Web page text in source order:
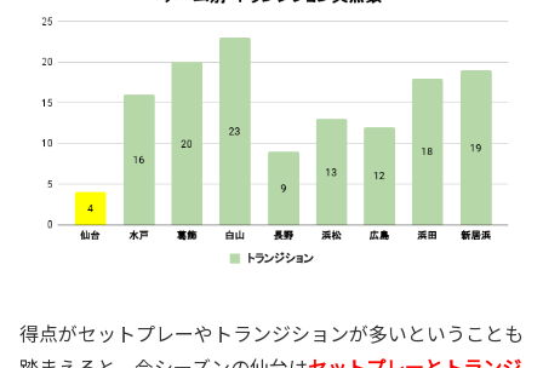
得点がセットプレーやトランジションが多いということも